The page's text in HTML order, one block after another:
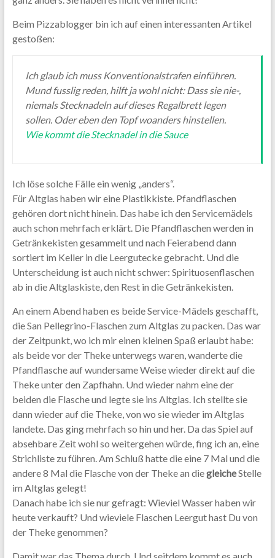
Beim Pizzablogger bin ich auf einen interessanten Artikel
gestoßen:
Ich glaub ich muss Konventionalstrafen einführen.
Mund fusslig reden, hilft ja wohl nicht: Dass sie nie-,
niemals Stecknadeln auf dieses Regalbrett legen
sollen. Oder eben den Topf woanders hinstellen.
Wie kommt die Stecknadel in die Sauce
Ich löse solche Fälle ein wenig „anders“.
Für Altglas haben wir eine Plastikkiste. Pfandflaschen
gehören dort nicht hinein. Das habe ich den Servicemädels
auch schon mehrfach erklärt. Die Pfandflaschen werden in
Getränkekisten gesammelt und nach Feierabend dann
sortiert im Keller in die Leergutecke gebracht. Und die
Unterscheidung ist auch nicht schwer: Spirituosenflaschen
ab in die Altglaskiste, den Rest in die Getränkekisten.
An einem Abend haben es beide Service-Mädels geschafft,
die San Pellegrino-Flaschen zum Altglas zu packen. Das war
der Zeitpunkt, wo ich mir einen kleinen Spaß erlaubt habe:
als beide vor der Theke unterwegs waren, wanderte die
Pfandflasche auf wundersame Weise wieder direkt auf die
Theke unter den Zapfhahn. Und wieder nahm eine der
beiden die Flasche und legte sie ins Altglas. Ich stellte sie
dann wieder auf die Theke, von wo sie wieder im Altglas
landete. Das ging mehrfach so hin und her. Da das Spiel auf
absehbare Zeit wohl so weitergehen würde, fing ich an, eine
Strichliste zu führen. Am Schluß hatte die eine 7 Mal und die
andere 8 Mal die Flasche von der Theke an diegleicheStelle
im Altglas gelegt!
Danach habe ich sie nur gefragt: Wieviel Wasser haben wir
heute verkauft? Und wieviele Flaschen Leergut hast Du von
der Theke genommen?